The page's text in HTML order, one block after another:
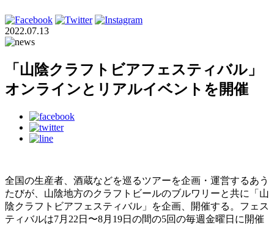
2022.07.13
「山陰クラフトビアフェスティバル」
オンラインとリアルイベントを開催
全国の生産者、酒蔵などを巡るツアーを企画・運営するあう
たびが、山陰地方のクラフトビールのブルワリーと共に「山
陰クラフトビアフェスティバル」を企画、開催する。フェス
ティバルは7月22日〜8月19日の間の5回の毎週金曜日に開催